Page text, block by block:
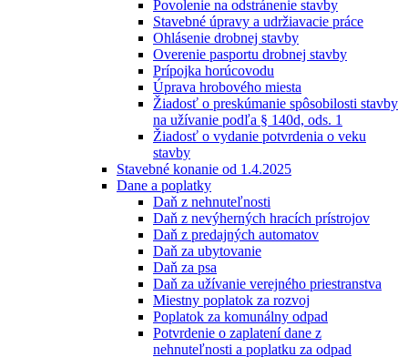
Povolenie na odstránenie stavby
Stavebné úpravy a udržiavacie práce
Ohlásenie drobnej stavby
Overenie pasportu drobnej stavby
Prípojka horúcovodu
Úprava hrobového miesta
Žiadosť o preskúmanie spôsobilosti stavby
na užívanie podľa § 140d, ods. 1
Žiadosť o vydanie potvrdenia o veku
stavby
Stavebné konanie od 1.4.2025
Dane a poplatky
Daň z nehnuteľnosti
Daň z nevýherných hracích prístrojov
Daň z predajných automatov
Daň za ubytovanie
Daň za psa
Daň za užívanie verejného priestranstva
Miestny poplatok za rozvoj
Poplatok za komunálny odpad
Potvrdenie o zaplatení dane z
nehnuteľnosti a poplatku za odpad